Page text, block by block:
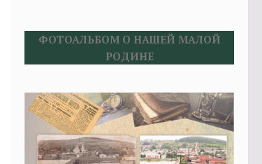
ФОТОАЛЬБОМ О НАШЕЙ МАЛОЙ
РОДИНЕ